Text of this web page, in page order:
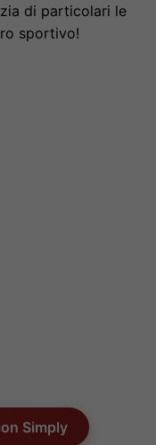
di particolari le
sportivo!
Simply